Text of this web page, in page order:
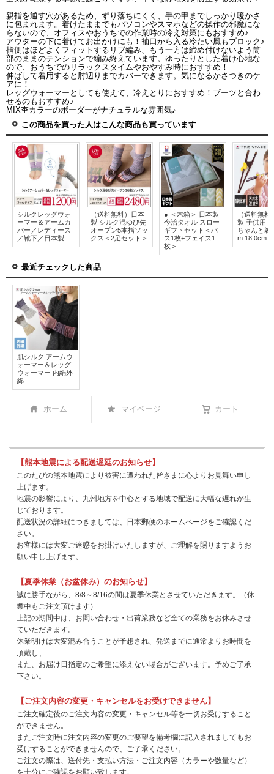
親指を通す穴があるため、ずり落ちにくく、手の甲までしっかり暖かさ
に包まれます。着けたままでもパソコンやスマホなどの操作の邪魔にな
らないので、オフィスやおうちでの作業時の冷え対策にもおすすめ♪
アウターの下に着けてお出かけにも！袖口から入る冷たい風もブロック♪
指側はほどよくフィットするリブ編み、もう一方は締め付けないよう筒
部のままのテンションで編み終えています。ゆったりとした着け心地な
ので、おうちでのリラックスタイムやおやすみ時におすすめ！
伸ばして着用すると肘辺りまでカバーできます。気になるかさつきのケ
アに！
レッグウォーマーとしても使えて、冷えとりにおすすめ！ブーツと合わ
せるのもおすすめ♪
MIX杢カラーのボーダーがナチュラルな雰囲気♪
この商品を買った人はこんな商品も買っています
シルクレッグウォ
ーマー＆アームカ
バー／レディース
／靴下／日本製
（送料無料）日本
製 シルク混ゆび先
オープン5本指ソッ
クス＜2足セット＞
● ＜木箱＞ 日本製
今治タオル スロー
ギフトセット＜バ
ス1枚+フェイス1
枚＞
（送料無料
製 子供用
ちゃんと箸
m 18.0cm
最近チェックした商品
肌シルク アームウ
ォーマー＆レッグ
ウォーマー 内絹外
綿
ホーム マイページ カート
【熊本地震による配送遅延のお知らせ】
このたびの熊本地震により被害に遭われた皆さまに心よりお見舞い申し
上げます。
地震の影響により、九州地方を中心とする地域で配送に大幅な遅れが生
じております。
配送状況の詳細につきましては、日本郵便のホームページをご確認くだ
さい。
お客様には大変ご迷惑をお掛けいたしますが、ご理解を賜りますようお
願い申し上げます。
【夏季休業（お盆休み）のお知らせ】
誠に勝手ながら、8/8～8/16の間は夏季休業とさせていただきます。（休
業中もご注文頂けます）
上記の期間中は、お問い合わせ・出荷業務など全ての業務をお休みさせ
ていただきます。
休業明けは大変混み合うことが予想され、発送までに通常よりお時間を
頂戴し、
また、お届け日指定のご希望に添えない場合がございます。予めご了承
下さい。
【ご注文内容の変更・キャンセルをお受けできません】
ご注文確定後のご注文内容の変更・キャンセル等を一切お受けすること
ができません。
またご注文時に注文内容の変更のご要望を備考欄に記入されましてもお
受けすることができませんので、ご了承ください。
ご注文の際は、送付先・支払い方法・ご注文内容（カラーや数量など）
を十分にご確認をお願い致します。